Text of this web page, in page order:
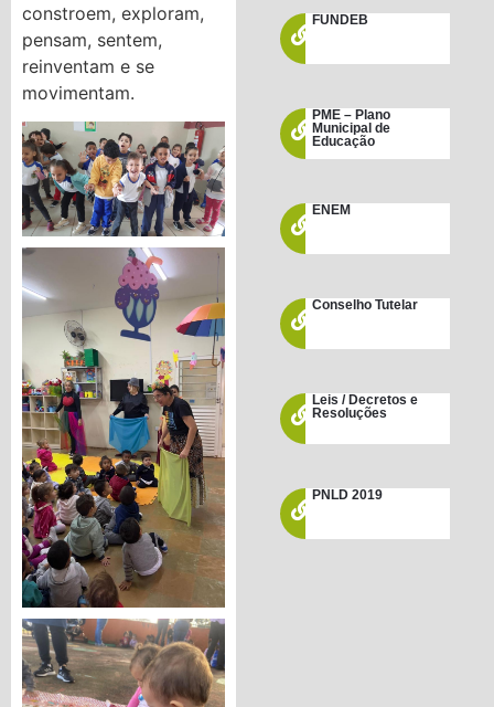
constroem, exploram,
pensam, sentem,
reinventam e se
movimentam.
FUNDEB
PME – Plano
Municipal de
Educação
ENEM
Conselho Tutelar
Leis / Decretos e
Resoluções
PNLD 2019